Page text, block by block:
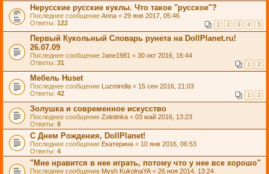
Нерусские русские куклы. Что такое "русское"?
Последнее сообщение Anna « 29 янв 2017, 05:46
Ответы: 122 1 2 3 4 5
Первый Кукольный Словарь рунета на DollPlanet.ru!
26.07.09
Последнее сообщение Jane1981 « 30 окт 2016, 16:44
Ответы: 31 1 2
Мебель Huset
Последнее сообщение Luzmirella « 15 сен 2016, 21:03
Ответы: 42 1 2
Золушка и современное искусство
Последнее сообщение Zolotinka « 03 май 2016, 13:23
Ответы: 8
С Днем Рождения, DollPlanet!
Последнее сообщение Екатерина « 10 янв 2016, 06:53
Ответы: 4
"Мне нравится в нее играть, потому что у нее все хорошо"
Последнее сообщение Mysh KukolnaYA « 26 ноя 2014, 13:24